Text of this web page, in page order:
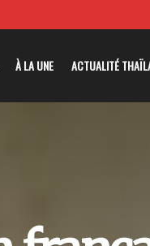
À LA UNE ACTUALITÉ